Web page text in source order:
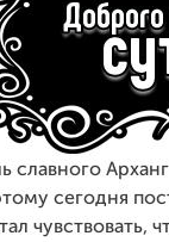
славного
сегодня
чувствовать,